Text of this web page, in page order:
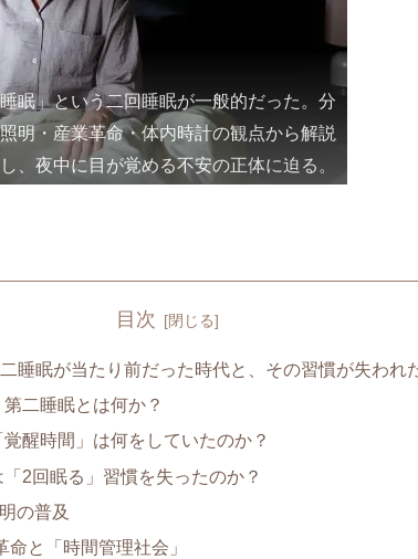
眠」という二回睡眠が一般的だった。分
明・産業革命・体内時計の観点から解説
し、夜中に目が覚める不安の正体に迫る。
目次
睡眠が当たり前だった時代と、その習慣が失われ
二睡眠とは何か？
覚醒時間」は何をしていたのか？
2回眠る」習慣を失ったのか？
の普及
と「時間管理社会」